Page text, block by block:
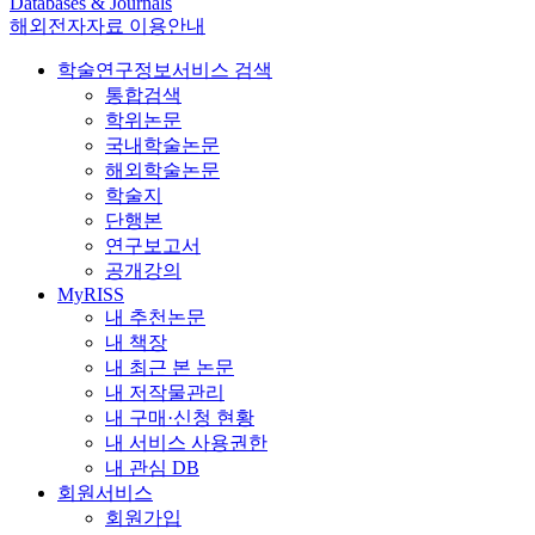
해외전자자료 이용안내
학술연구정보서비스 검색
통합검색
학위논문
국내학술논문
해외학술논문
학술지
단행본
연구보고서
공개강의
MyRISS
내 추천논문
내 책장
내 최근 본 논문
내 저작물관리
내 구매·신청 현황
내 서비스 사용권한
내 관심 DB
회원서비스
회원가입